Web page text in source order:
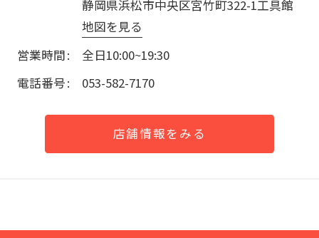
静岡県浜松市中央区宮竹町322-1工具館
地図を見る
営業時間
全日10:00~19:30
電話番号
053-582-7170
店舗情報をみる